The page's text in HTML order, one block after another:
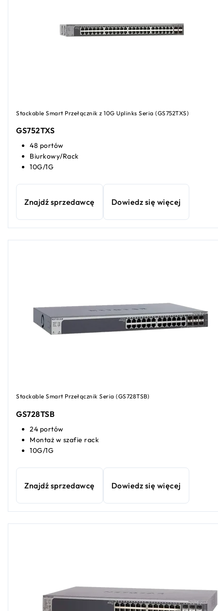
Stackable Smart Przełącznik z 10G Uplinks Seria (GS752TXS)
GS752TXS
48 portów
Biurkowy/Rack
10G/1G
Znajdź sprzedawcę Dowiedz się więcej
Stackable Smart Przełącznik Seria (GS728TSB)
GS728TSB
24 portów
Montaż w szafie rack
10G/1G
Znajdź sprzedawcę Dowiedz się więcej